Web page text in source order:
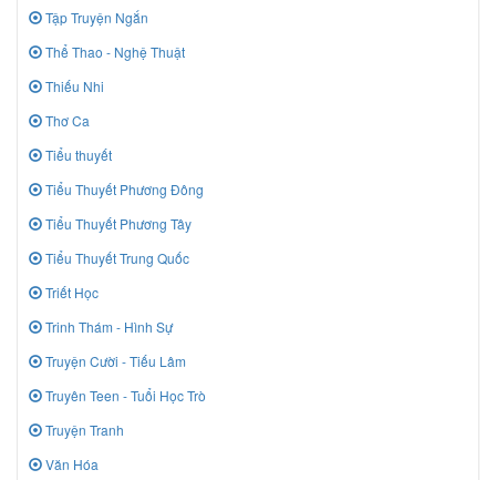
Tập Truyện Ngắn
Thể Thao - Nghệ Thuật
Thiếu Nhi
Thơ Ca
Tiểu thuyết
Tiểu Thuyết Phương Đông
Tiểu Thuyết Phương Tây
Tiểu Thuyết Trung Quốc
Triết Học
Trinh Thám - Hình Sự
Truyện Cười - Tiếu Lâm
Truyên Teen - Tuổi Học Trò
Truyện Tranh
Văn Hóa